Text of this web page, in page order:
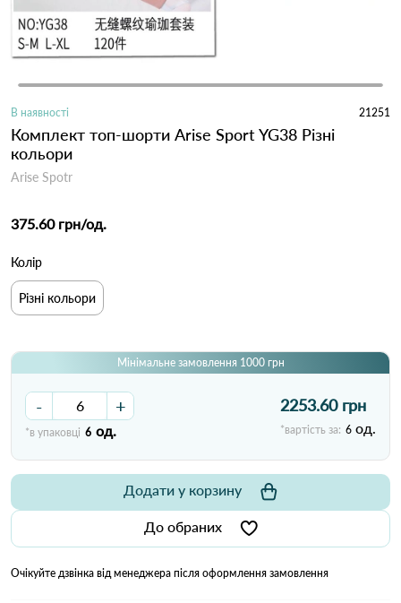
В наявності 21251
Комплект топ-шорти Arise Sport YG38 Різні
кольори
Arise Spotr
375.60 грн/од.
Колір
Різні кольори
Мінімальне замовлення 1000 грн
- +
*в упаковці 6 од.
2253.60 грн
*вартість за: 6 од.
До обраних
Додати у корзину
Очікуйте дзвінка від менеджера після оформлення замовлення